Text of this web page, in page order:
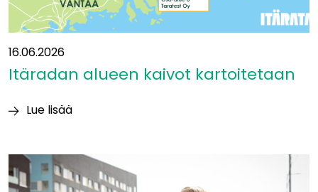
16.06.2026
Itäradan alueen kaivot kartoitetaan
Lue lisää
kartoitetaan